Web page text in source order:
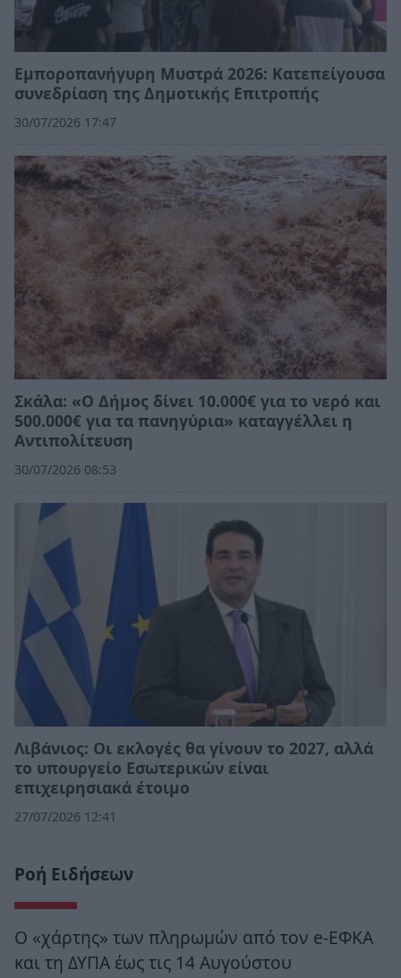
Εμποροπανήγυρη Μυστρά 2026: Κατεπείγουσα
συνεδρίαση της Δημοτικής Επιτροπής
30/07/2026 17:47
Σκάλα: «Ο Δήμος δίνει 10.000€ για το νερό και
500.000€ για τα πανηγύρια» καταγγέλλει η
Αντιπολίτευση
30/07/2026 08:53
Λιβάνιος: Οι εκλογές θα γίνουν το 2027, αλλά
το υπουργείο Εσωτερικών είναι
επιχειρησιακά έτοιμο
27/07/2026 12:41
Ροή Ειδήσεων
Ο «χάρτης» των πληρωμών από τον e-ΕΦΚΑ
και τη ΔΥΠΑ έως τις 14 Αυγούστου